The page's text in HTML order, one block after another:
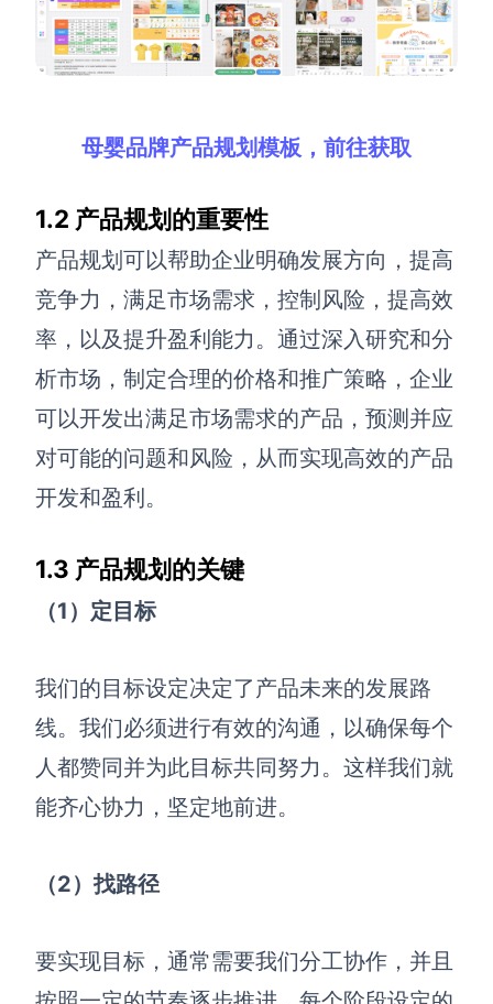
情绪板
查看所有场景
AI创作
AI生成思维导图
AI生成流程图
AI生成用户旅程图
AI生成甘特图
AI生成组织结构图
战略与流程设计
AI生成5Why分析
AI生成胜任力模型
AI生成价值链
数据分析与策略
AI生成Smart分析
AI生成波特五力模型
智能创作
AI对话
母婴品牌产品规划模板，前往获取
1.2 产品规划的重要性
产品规划可以帮助企业明确发展方向，提高
竞争力，满足市场需求，控制风险，提高效
率，以及提升盈利能力。通过深入研究和分
析市场，制定合理的价格和推广策略，企业
可以开发出满足市场需求的产品，预测并应
对可能的问题和风险，从而实现高效的产品
开发和盈利。
1.3 产品规划的关键
（1）定目标
我们的目标设定决定了产品未来的发展路
线。我们必须进行有效的沟通，以确保每个
人都赞同并为此目标共同努力。这样我们就
能齐心协力，坚定地前进。
（2）找路径
要实现目标，通常需要我们分工协作，并且